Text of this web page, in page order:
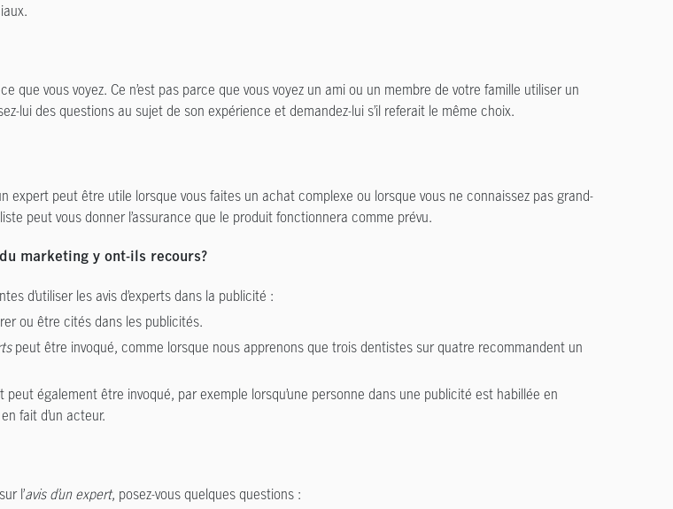
que vous voyez. Ce n’est pas parce que vous voyez un ami ou un membre de votre famille utiliser un
lui des questions au sujet de son expérience et demandez-lui s’il referait le même choix.
expert peut être utile lorsque vous faites un achat complexe ou lorsque vous ne connaissez pas grand-
peut vous donner l’assurance que le produit fonctionnera comme prévu.
marketing y ont-ils recours?
d’utiliser les avis d’experts dans la publicité :
ou être cités dans les publicités.
peut être invoqué, comme lorsque nous apprenons que trois dentistes sur quatre recommandent un
également être invoqué, par exemple lorsqu’une personne dans une publicité est habillée en
fait d’un acteur.
l’avis d’un expert, posez-vous quelques questions :